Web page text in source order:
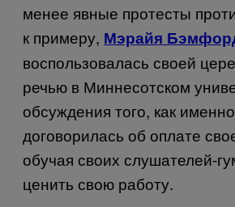
менее явные протесты
к примеру, Мэрайя
воспользовалась своей
речью в Миннесотском
обсуждения того, как
договорилась об оплате
обучая своих слушателей-
ценить свою работу.